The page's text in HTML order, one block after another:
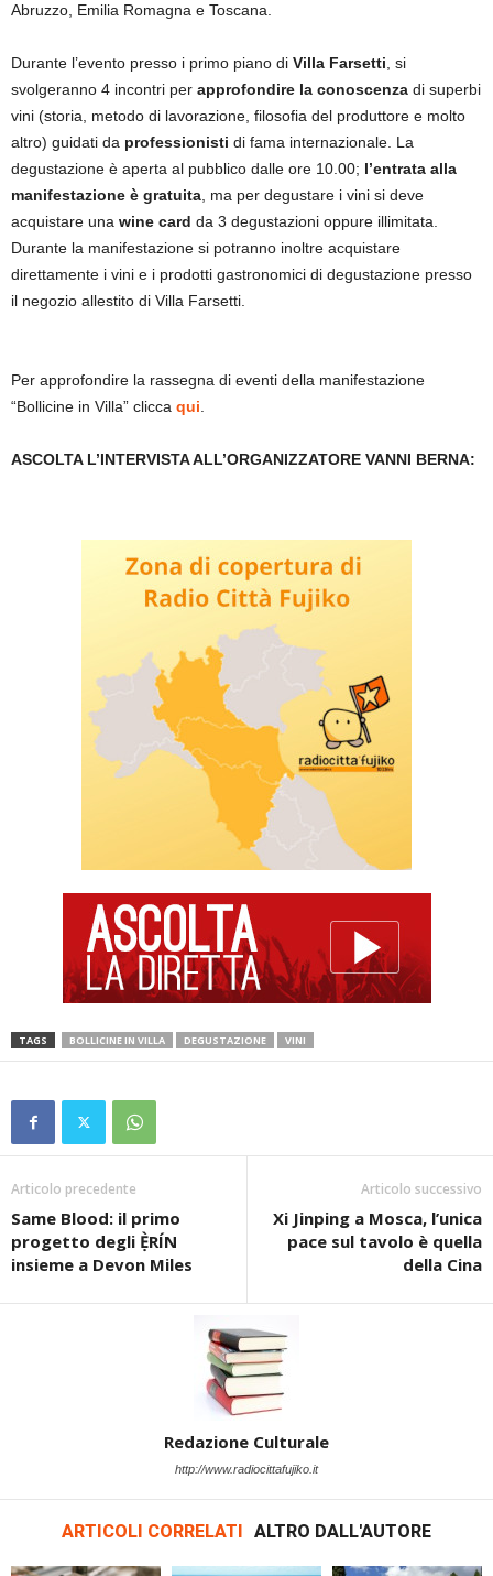
Abruzzo, Emilia Romagna e Toscana.
Durante l’evento presso i primo piano di Villa Farsetti , si
svolgeranno 4 incontri per approfondire la conoscenza di superbi
vini (storia, metodo di lavorazione, filosofia del produttore e molto
altro) guidati da professionisti di fama internazionale. La
degustazione è aperta al pubblico dalle ore 10.00; l’entrata alla
manifestazione è gratuita , ma per degustare i vini si deve
acquistare una wine card da 3 degustazioni oppure illimitata.
Durante la manifestazione si potranno inoltre acquistare
direttamente i vini e i prodotti gastronomici di degustazione presso
il negozio allestito di Villa Farsetti.
Per approfondire la rassegna di eventi della manifestazione
“Bollicine in Villa” clicca qui
ASCOLTA L’INTERVISTA ALL’ORGANIZZATORE VANNI BERNA:
TAGS BOLLICINE IN VILLA DEGUSTAZIONE VINI
Articolo precedente
Same Blood: il primo
progetto degli Ẹ̀RÍN
insieme a Devon Miles
Articolo successivo
Xi Jinping a Mosca, l’unica
pace sul tavolo è quella
della Cina
Redazione Culturale
http://www.radiocittafujiko.it
ARTICOLI CORRELATI ALTRO DALL'AUTORE